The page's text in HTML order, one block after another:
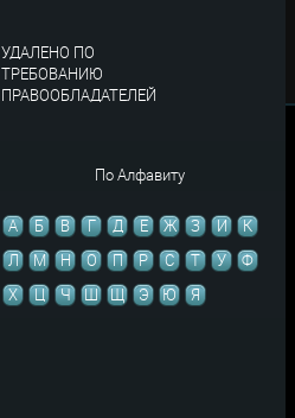
УДАЛЕНО ПО
ТРЕБОВАНИЮ
ПРАВООБЛАДАТЕЛЕЙ
По Алфавиту
А Б В Г Д Е Ж З И
К
Л
М Н О П Р С Т У
Ф
Х
Ц Ч Ш Щ Э Ю Я